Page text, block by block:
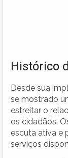
Histórico
Desde sua
se mostrado
estreitar o
os cidadãos.
escuta ativa e
serviços